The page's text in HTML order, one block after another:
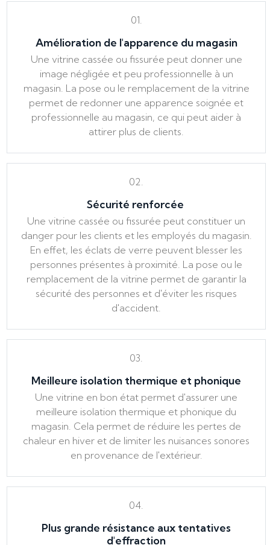
01.
Amélioration de l'apparence du magasin
Une vitrine cassée ou fissurée peut donner une
image négligée et peu professionnelle à un
magasin. La pose ou le remplacement de la vitrine
permet de redonner une apparence soignée et
professionnelle au magasin, ce qui peut aider à
attirer plus de clients.
02.
Sécurité renforcée
Une vitrine cassée ou fissurée peut constituer un
danger pour les clients et les employés du magasin.
En effet, les éclats de verre peuvent blesser les
personnes présentes à proximité. La pose ou le
remplacement de la vitrine permet de garantir la
sécurité des personnes et d'éviter les risques
d'accident.
03.
Meilleure isolation thermique et phonique
Une vitrine en bon état permet d'assurer une
meilleure isolation thermique et phonique du
magasin. Cela permet de réduire les pertes de
chaleur en hiver et de limiter les nuisances sonores
en provenance de l'extérieur.
04.
Plus grande résistance aux tentatives
d'effraction